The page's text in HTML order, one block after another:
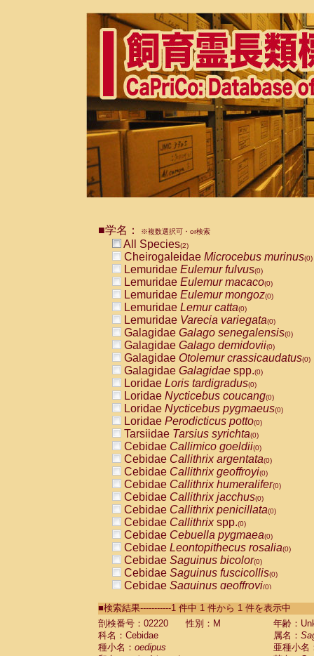
■学名： ※複数選択可・or検索
All Species(2)
Cheirogaleidae Microcebus murinus(0)
Lemuridae Eulemur fulvus(0)
Lemuridae Eulemur macaco(0)
Lemuridae Eulemur mongoz(0)
Lemuridae Lemur catta(0)
Lemuridae Varecia variegata(0)
Galagidae Galago senegalensis(0)
Galagidae Galago demidovii(0)
Galagidae Otolemur crassicaudatus(0)
Galagidae Galagidae spp.(0)
Loridae Loris tardigradus(0)
Loridae Nycticebus coucang(0)
Loridae Nycticebus pygmaeus(0)
Loridae Perodicticus potto(0)
Tarsiidae Tarsius syrichta(0)
Cebidae Callimico goeldii(0)
Cebidae Callithrix argentata(0)
Cebidae Callithrix geoffroyi(0)
Cebidae Callithrix humeralifer(0)
Cebidae Callithrix jacchus(0)
Cebidae Callithrix penicillata(0)
Cebidae Callithrixspp.(0)
Cebidae Cebuella pygmaea(0)
Cebidae Leontopithecus rosalia(0)
Cebidae Saguinus bicolor(0)
Cebidae Saguinus fuscicollis(0)
Cebidae Saguinus geoffroyi(0)
CebidaeSaguinus labiatus(0)
Cebidae Saguinus leucopus (0)
Cebidae
Cebidae
■検索結果-----------1 件中 1 件から 1 件を表示中
剖検番号：02220
性別：M
年齢：
科名：Cebidae
属名：
種小名： oedipus
亜種小名